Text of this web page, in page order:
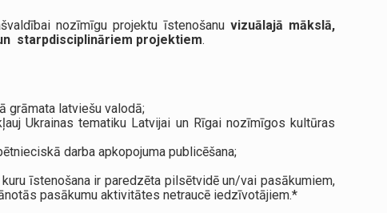
nozīmīgu projektu īstenošanu vizuālajā mākslā,
starpdisciplināriem projektiem.
grāmata latviešu valodā;
Ukrainas tematiku Latvijai un Rīgai nozīmīgos kultūras
darba apkopojuma publicēšana;
īstenošana ir paredzēta pilsētvidē un/vai pasākumiem,
pasākumu aktivitātes netraucē iedzīvotājiem.*